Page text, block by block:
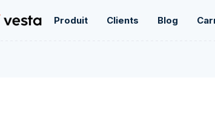
Produit Clients Blog